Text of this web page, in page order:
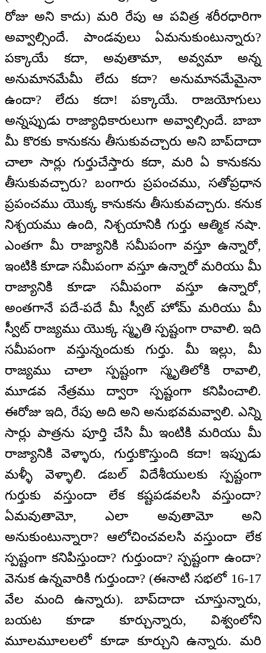
రోజు అని కాదు) మరి రేపు ఆ పవిత్ర శరీరధారిగా
అవ్వాల్సిందే. పాండవులు ఏమనుకుంటున్నారు?
పక్కాయే కదా, అవుతామా, అవ్వమా అన్న
అనుమానమేమీ లేదు కదా? అనుమానమేమైనా
ఉందా? లేదు కదా! పక్కాయే. రాజయోగులు
అన్నప్పుడు రాజ్యాధికారులుగా అవ్వాల్సిందే. బాబా
మీ కొరకు కానుకను తీసుకువచ్చారు అని బాప్‌దాదా
చాలా సార్లు గుర్తుచేస్తారు కదా, మరి ఏ కానుకను
తీసుకువచ్చారు? బంగారు ప్రపంచము, సతోప్రధాన
ప్రపంచము యొక్క కానుకను తీసుకువచ్చారు. కనుక
నిశ్చయము ఉంది, నిశ్చయానికి గుర్తు ఆత్మిక నషా.
ఎంతగా మీ రాజ్యానికి సమీపంగా వస్తూ ఉన్నారో,
ఇంటికి కూడా సమీపంగా వస్తూ ఉన్నారో మరియు మీ
రాజ్యానికి కూడా సమీపంగా వస్తూ ఉన్నారో,
అంతగానే పదే-పదే మీ స్వీట్ హోమ్ మరియు మీ
స్వీట్ రాజ్యము యొక్క స్మృతి స్పష్టంగా రావాలి. ఇది
సమీపంగా వస్తున్నందుకు గుర్తు. మీ ఇల్లు, మీ
రాజ్యము చాలా స్పష్టంగా స్మృతిలోకి రావాలి,
మూడవ నేత్రము ద్వారా స్పష్టంగా కనిపించాలి.
ఈరోజు ఇది, రేపు అది అని అనుభవమవ్వాలి. ఎన్ని
సార్లు పాత్రను పూర్తి చేసి మీ ఇంటికి మరియు మీ
రాజ్యానికి వెళ్ళారు, గుర్తుకొస్తుంది కదా! ఇప్పుడు
మళ్ళీ వెళ్ళాలి. డబల్ విదేశీయులకు స్పష్టంగా
గుర్తుకు వస్తుందా లేక కష్టపడవలసి వస్తుందా?
ఏమవుతామో, ఎలా అవుతామో అని
అనుకుంటున్నారా? ఆలోచించవలసి వస్తుందా లేక
స్పష్టంగా కనిపిస్తుందా? గుర్తుందా? స్పష్టంగా ఉందా?
వెనుక ఉన్నవారికి గుర్తుందా? (ఈనాటి సభలో 16-17
వేల మంది ఉన్నారు). బాప్‌దాదా చూస్తున్నారు,
బయట కూడా కూర్చున్నారు, విశ్వంలోని
మూలమూలలలో కూడా కూర్చుని ఉన్నారు. మరి